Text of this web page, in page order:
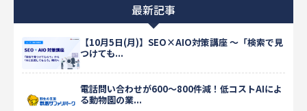
最新記事
【10月5日(月)】SEO×AIO対策講座 ～「検索で見
つけても...
電話問い合わせが600〜800件減！低コストAIによ
る動物園の業...